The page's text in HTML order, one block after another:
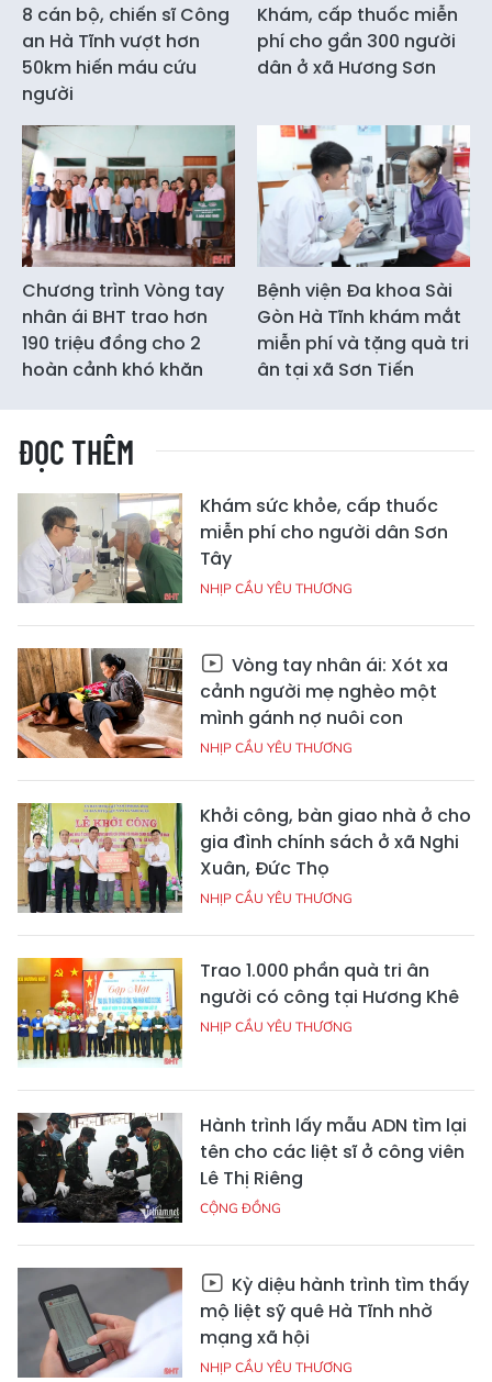
8 cán bộ, chiến sĩ Công
an Hà Tĩnh vượt hơn
50km hiến máu cứu
người
Khám, cấp thuốc miễn
phí cho gần 300 người
dân ở xã Hương Sơn
Chương trình Vòng tay
nhân ái BHT trao hơn
190 triệu đồng cho 2
hoàn cảnh khó khăn
Bệnh viện Đa khoa Sài
Gòn Hà Tĩnh khám mắt
miễn phí và tặng quà tri
ân tại xã Sơn Tiến
ĐỌC THÊM
Khám sức khỏe, cấp thuốc
miễn phí cho người dân Sơn
Tây
NHỊP CẦU YÊU THƯƠNG
Vòng tay nhân ái: Xót xa
cảnh người mẹ nghèo một
mình gánh nợ nuôi con
NHỊP CẦU YÊU THƯƠNG
Khởi công, bàn giao nhà ở cho
gia đình chính sách ở xã Nghi
Xuân, Đức Thọ
NHỊP CẦU YÊU THƯƠNG
Trao 1.000 phần quà tri ân
người có công tại Hương Khê
NHỊP CẦU YÊU THƯƠNG
Hành trình lấy mẫu ADN tìm lại
tên cho các liệt sĩ ở công viên
Lê Thị Riêng
CỘNG ĐỒNG
Kỳ diệu hành trình tìm thấy
mộ liệt sỹ quê Hà Tĩnh nhờ
mạng xã hội
NHỊP CẦU YÊU THƯƠNG